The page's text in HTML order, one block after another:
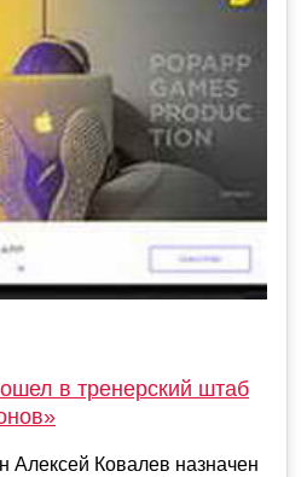
в тренерский штаб
Алексей Ковалев назначен